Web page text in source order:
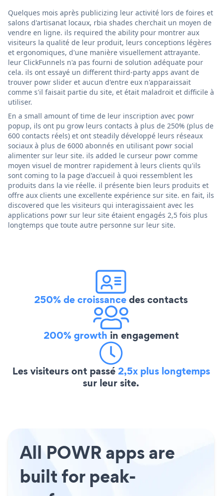
Quelques mois après publicizing leur activité lors de foires et
salons d'artisanat locaux, rbia shades cherchait un moyen de
vendre en ligne. ils required the ability pour montrer aux
visiteurs la qualité de leur produit, leurs conceptions légères
et ergonomiques, d'une manière visuellement attrayante.
leur ClickFunnels n'a pas fourni de solution adéquate pour
cela. ils ont essayé un different third-party apps avant de
trouver powr slider et aucun d'entre eux n'apparaissait
comme s'il faisait partie du site, et était maladroit et difficile à
utiliser.
En a small amount of time de leur inscription avec powr
popup, ils ont pu grow leurs contacts à plus de 250% (plus de
600 contacts réels) et ont steadily développé leurs réseaux
sociaux à plus de 6000 abonnés en utilisant powr social
alimenter sur leur site. ils added le curseur powr comme
moyen visuel de montrer rapidement à leurs clients qu'ils
sont coming to la page d'accueil à quoi ressemblent les
produits dans la vie réelle. il présente bien leurs produits et
offre aux clients une excellente expérience sur site. en fait, ils
discovered que les visiteurs qui interagissaient avec les
applications powr sur leur site étaient engagés 2,5 fois plus
longtemps que toute autre personne sur leur site.
250% de croissancedes contacts
200% growth in engagement
Les visiteurs ont passé2,5x plus longtemps
sur leur site.
All POWR apps are
built for peak-